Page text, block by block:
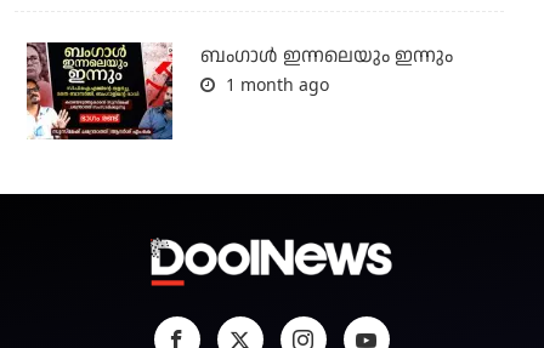
ബംഗാള്‍ ഇന്നലെയും ഇന്നും
1 month ago